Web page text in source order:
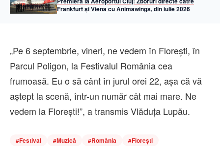
Frankfurt și Viena cu Animawings, din iulie 2026
„Pe 6 septembrie, vineri, ne vedem în Florești, în
Parcul Poligon, la Festivalul România cea
frumoasă. Eu o să cânt în jurul orei 22, așa că vă
aștept la scenă, într-un număr cât mai mare. Ne
vedem la Florești!”, a transmis Vlăduța Lupău.
#Festival #Muzică #România #Florești